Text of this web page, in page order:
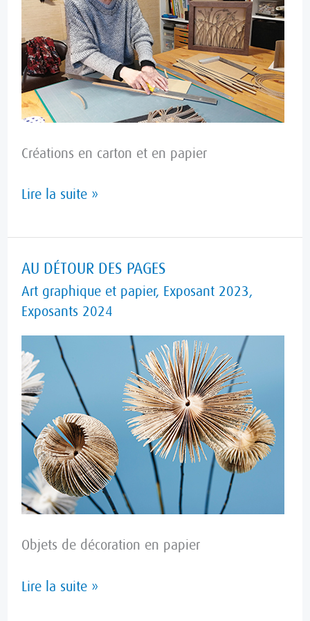
Créations en carton et en papier
Lire la suite »
AU DÉTOUR DES PAGES
Art graphique et papier, Exposant 2023,
Exposants 2024
Objets de décoration en papier
AU
DÉTOUR
DES
Lire la suite »